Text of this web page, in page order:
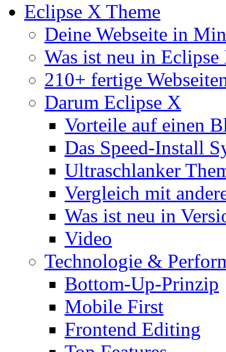
Eclipse X Theme
Deine Webseite in
Was ist neu in Eclipse
210+ fertige
Darum Eclipse X
Vorteile auf einen
Das Speed-Install
Ultraschlanker
Vergleich mit
Was ist neu in
Video
Technologie &
Bottom-Up-Prinzip
Mobile First
Frontend Editing